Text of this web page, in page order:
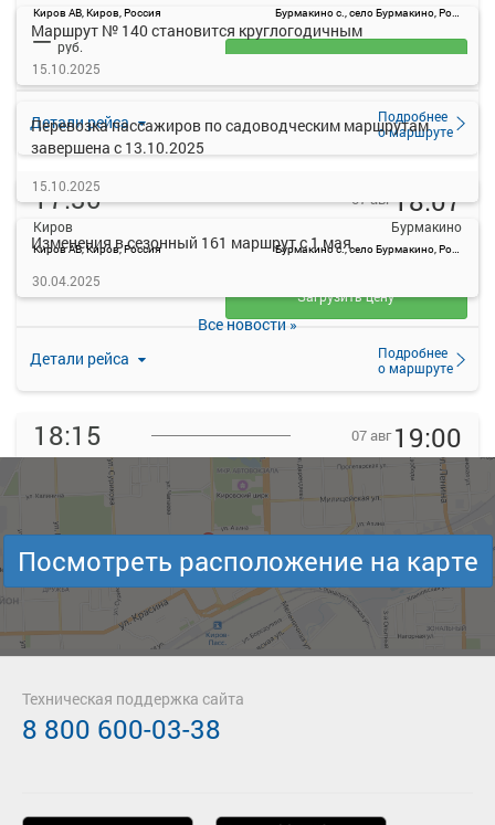
Киров АВ, Киров, Россия Бурмакино с., село Бурмакино, Россия
Детали рейса
Подробнее
о маршруте
— руб.
Загрузить цену
17:30
Киров
Киров АВ, Киров, Россия
07 авг18:07
Бурмакино
Бурмакино с., село Бурмакино, Россия
Детали рейса
Подробнее
о маршруте
— руб.
Загрузить цену
18:15
Киров
Киров АВ, Киров, Россия
07 авг 19:00
Бурмакино
Детали рейса
Подробнее
о маршруте
руб.
Загрузить цену
Маршрут № 140 становится круглогодичным
15.10.2025
Перевозка пассажиров по садоводческим маршрутам
завершена с 13.10.2025
15.10.2025
Изменения в сезонный 161 маршрут с 1 мая
30.04.2025
Все новости »
Посмотреть расположение на карте
Техническая поддержка сайта
8 800 600-03-38